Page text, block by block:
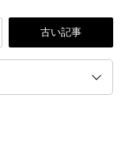
古い記事